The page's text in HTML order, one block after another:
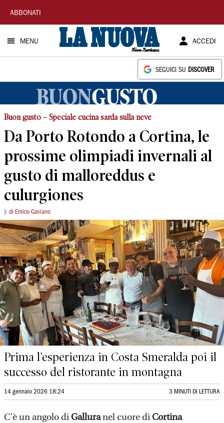
La
Nuova
Sardegna
ABBONATI
MENU ACCEDI
SEGUICI SU DISCOVER
Buon gusto – Speciale cucina sarda sulla neve
Da Porto Rotondo a Cortina, le
prossime olimpiadi invernali al
gusto di malloreddus e
culurgiones
di Enrico Gaviano
Prima l’esperienza in Costa Smeralda poi il
successo del ristorante in montagna
14 gennaio 2026 18:24 3 MINUTI DI LETTURA
C’è un angolo diGalluranel cuore di Cortina